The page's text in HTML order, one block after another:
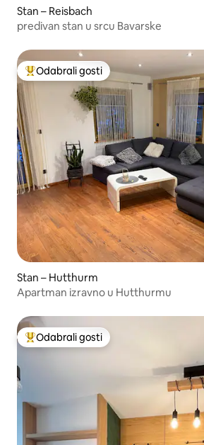
Stan – Reisbach
predivan stan u srcu Bavarske
Među najviše rangiranima s oznakom
Odabrali gosti
Stan – Hutthurm
Apartman izravno u Hutthurmu
Među najviše rangiranima s oznakom
Odabrali gosti